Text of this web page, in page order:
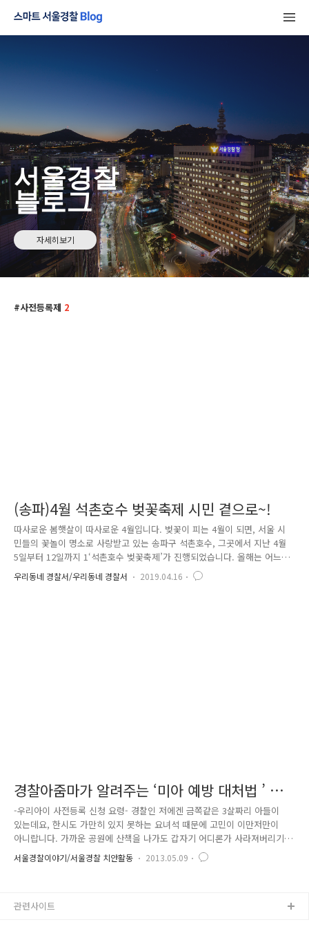
서울경찰
블로그
자세히보기
사전등록제 2
(송파)4월 석촌호수 벚꽃축제 시민 곁으로~!
따사로운 봄햇살이 따사로운 4월입니다. 벚꽃이 피는 4월이 되면, 서울 시
민들의 꽃놀이 명소로 사랑받고 있는 송파구 석촌호수, 그곳에서 지난 4월
5일부터 12일까지 1‘석촌호수 벚꽃축제’가 진행되었습니다. 올해는 어느
때보다 많은 시민들이 벚꽃을 보기 위해서 찾아주었는데요. 벚꽃 팝콘이
팡팡 터지는 사랑스러운 벚꽃 풍경과 함께, 다채로운 행사들도 많이 진행
우리동네 경찰서/우리동네 경찰서 2019.04.16
경찰아줌마가 알려주는 ‘미아 예방 대처법 ’ 시
리즈 2
-우리아이 사전등록 신청 요령- 경찰인 저에겐 금쪽같은 3살짜리 아들이
있는데요, 한시도 가만히 있지 못하는 요녀석 때문에 고민이 이만저만이
아니랍니다. 가까운 공원에 산책을 나가도 갑자기 어디론가 사라져버리기
때문에, 가슴이 철렁~ 내릴 때가 한두 번이 아니죠. 그런 저에게 기쁜 소식
하나가 있으니!! 바로 사전등록제입니다. 경찰청에서는 아동 등의 실종을
자 인적사항 등을 등록해 놓고, 실종되었을 때 등록된 자료를 활용해 신속
서울경찰이야기/서울경찰 치안활동 2013.05.09
관련사이트